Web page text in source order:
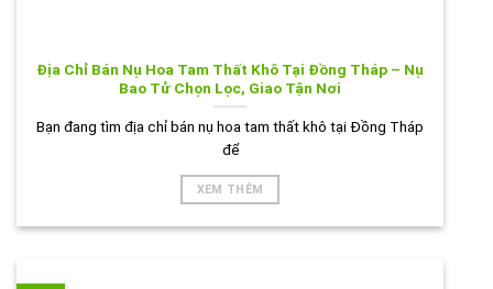
Địa Chỉ Bán Nụ Hoa Tam Thất Khô Tại Đồng Tháp – Nụ
Bao Tử Chọn Lọc, Giao Tận Nơi
Bạn đang tìm địa chỉ bán nụ hoa tam thất khô tại Đồng Tháp
để
XEM THÊM